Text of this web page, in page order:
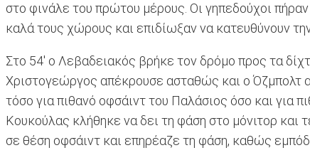
στο φινάλε του πρώτου μέρους. Οι γηπεδούχοι
καλά τους χώρους και επιδίωξαν να κατευθύνουν
Στο 54' ο Λεβαδειακός βρήκε τον δρόμο προς τα
Χριστογεώργος απέκρουσε ασταθώς και ο Όζμπολτ
τόσο για πιθανό οφσάιντ του Παλάσιος όσο και για
Κουκούλας κλήθηκε να δει τη φάση στο μόνιτορ
σε θέση οφσάιντ και επηρέαζε τη φάση, καθώς